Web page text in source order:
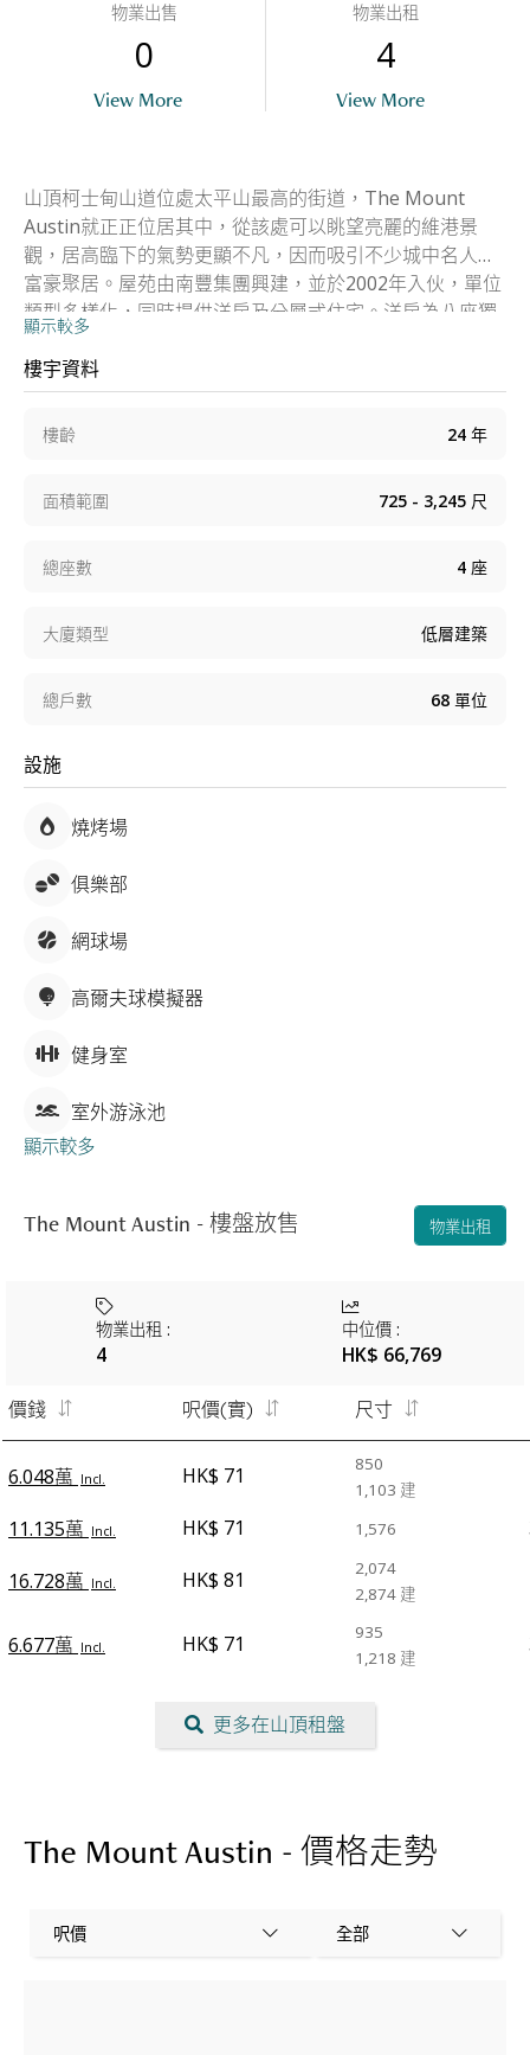
物業出售
0
View More
物業出租
4
View More
山頂柯士甸山道位處太平山最高的街道，The Mount
Austin就正正位居其中，從該處可以眺望亮麗的維港景
觀，居高臨下的氣勢更顯不凡，因而吸引不少城中名人及
富豪聚居。屋苑由南豐集團興建，並於2002年入伙，單位
類型多樣化，同時提供洋房及分層式住宅。洋房為八座獨
立屋，實用面積由3787平方呎起；而分層住宅則有四幢，
每幢七層，合共68伙，頂層特色單位及複式戶實用面積更
擴展至2118平方呎，其餘48伙為兩房及三房間隔的單位，
實用面積由725至935平方呎不等。
顯示較多
樓宇資料
樓齡 24 年
面積範圍 725 - 3,245 尺
總座數 4 座
大廈類型 低層建築
總戶數 68 單位
設施
燒烤場
俱樂部
網球場
高爾夫球模擬器
健身室
室外游泳池
顯示較多
The Mount Austin - 樓盤放售 物業出租
物業出租 :
4
中位價 :
HK$ 66,769
價錢 呎價(實) 尺寸
6.048萬 Incl. HK$ 71
850
1,103 建
11.135萬 Incl. HK$ 71 1,576
16.728萬 Incl. HK$ 81
2,074
2,874 建
6.677萬 Incl. HK$ 71
935
1,218 建
更多在山頂租盤
The Mount Austin - 價格走勢
呎價 全部